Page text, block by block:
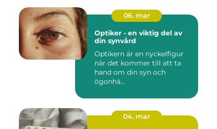
06. mar
Optiker - en viktig del av
din synvård
Optikern är en nyckelfigur
när det kommer till att ta
hand om din syn och
ögonhä...
04. mar